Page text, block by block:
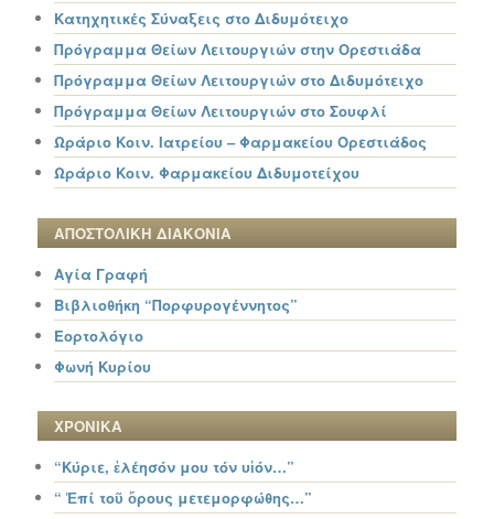
Κατηχητικές Σύναξεις στο Διδυμότειχο
Πρόγραμμα Θείων Λειτουργιών στην Ορεστιάδα
Πρόγραμμα Θείων Λειτουργιών στο Διδυμότειχο
Πρόγραμμα Θείων Λειτουργιών στο Σουφλί
Ωράριο Κοιν. Ιατρείου – Φαρμακείου Ορεστιάδος
Ωράριο Κοιν. Φαρμακείου Διδυμοτείχου
ΑΠΟΣΤΟΛΙΚΗ ΔΙΑΚΟΝΙΑ
Αγία Γραφή
Βιβλιοθήκη “Πορφυρογέννητος”
Εορτολόγιο
Φωνή Κυρίου
ΧΡΟΝΙΚΑ
“Κύριε, ἐλέησόν μου τόν υἱόν…”
“ Ἐπί τοῦ ὄρους μετεμορφώθης…”